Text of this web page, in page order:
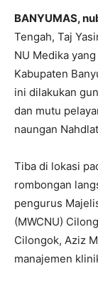
BANYUMAS,
Tengah, Taj
NU Medika
Kabupaten
ini dilakukan
dan mutu
naungan
Tiba di lokasi
rombongan
pengurus
(MWCNU)
Cilongok, Aziz
manajemen